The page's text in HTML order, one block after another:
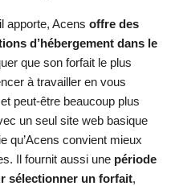
apporte, Acens offre des
d’hébergement dans le
que son forfait le plus
à travailler en vous
peut-être beaucoup plus
un seul site web basique
qu’Acens convient mieux
Il fournit aussi une période
sélectionner un forfait,